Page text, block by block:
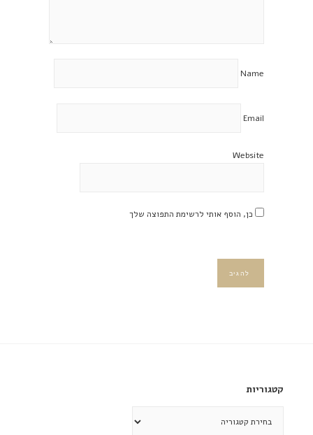
Name
Email
Website
כן, הוסף אותי לרשימת התפוצה שלך
קטגוריות